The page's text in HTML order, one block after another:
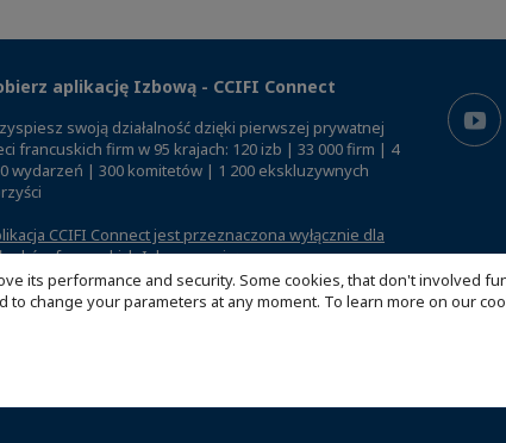
its performance and security. Some cookies, that don't involved
change your parameters at any moment. To learn more on our
aplikację Izbową - CCIFI Connect
swoją działalność dzięki pierwszej prywatnej
francuskich firm w 95 krajach: 120 izb | 33 000 firm | 4
wydarzeń | 300 komitetów | 1 200 ekskluzywnych
CCIFI Connect jest przeznaczona wyłącznie dla
francuskich Izb za granicą.